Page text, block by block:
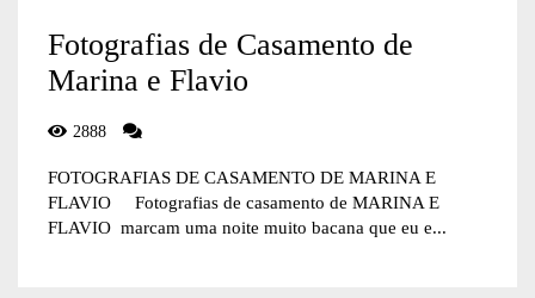
Fotografias de Casamento de
Marina e Flavio
2888
FOTOGRAFIAS DE CASAMENTO DE MARINA E
FLAVIO Fotografias de casamento de MARINA E
FLAVIO marcam uma noite muito bacana que eu e...